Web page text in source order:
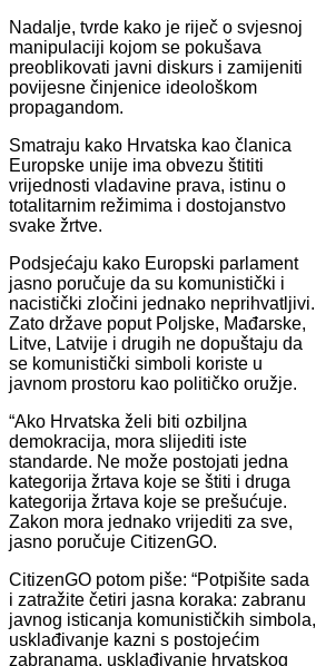
Nadalje, tvrde kako je riječ o svjesnoj
manipulaciji kojom se pokušava
preoblikovati javni diskurs i zamijeniti
povijesne činjenice ideološkom
propagandom.
Smatraju kako Hrvatska kao članica
Europske unije ima obvezu štititi
vrijednosti vladavine prava, istinu o
totalitarnim režimima i dostojanstvo
svake žrtve.
Podsjećaju kako Europski parlament
jasno poručuje da su komunistički i
nacistički zločini jednako neprihvatljivi.
Zato države poput Poljske, Mađarske,
Litve, Latvije i drugih ne dopuštaju da
se komunistički simboli koriste u
javnom prostoru kao političko oružje.
“Ako Hrvatska želi biti ozbiljna
demokracija, mora slijediti iste
standarde. Ne može postojati jedna
kategorija žrtava koje se štiti i druga
kategorija žrtava koje se prešućuje.
Zakon mora jednako vrijediti za sve,
jasno poručuje CitizenGO.
CitizenGO potom piše: “Potpišite sada
i zatražite četiri jasna koraka: zabranu
javnog isticanja komunističkih simbola,
usklađivanje kazni s postojećim
zabranama, usklađivanje hrvatskog